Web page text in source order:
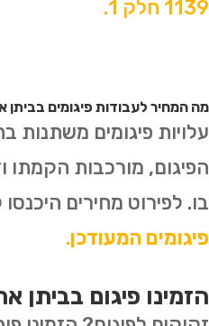
1139 חלק 1.
מה המחיר לעבודות פיגומים בביתן
עלויות פיגומים משתנות
הפיגום, מורכבות הקמתו
בו. לפירוט מחירים היכנסו
פיגומים המעודכן.
הזמינו פיגום בביתן